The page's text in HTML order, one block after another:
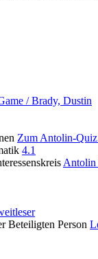
/ Brady, Dustin
Zum Antolin-
4.1
Antolin
Beteiligten Person